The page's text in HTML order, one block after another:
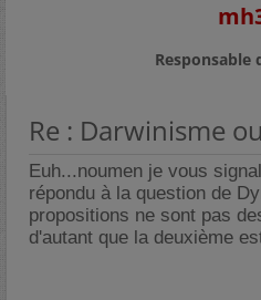
Responsable
Re : Darwinisme
Euh...noumen je vous
répondu à la question de
propositions ne sont pas
d'autant que la deuxième